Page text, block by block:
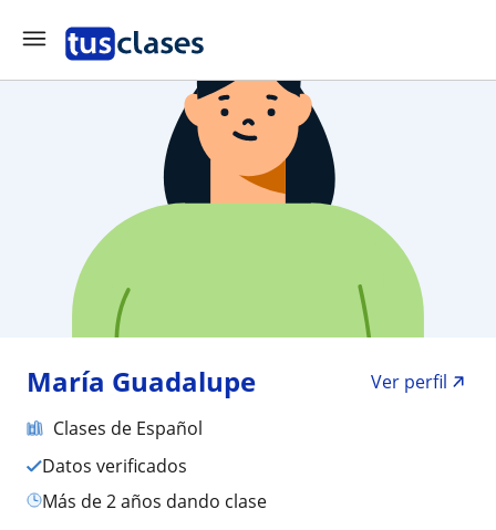
María Guadalupe
Ver perfil
Clases de Español
Datos verificados
más de 2 años dando clase